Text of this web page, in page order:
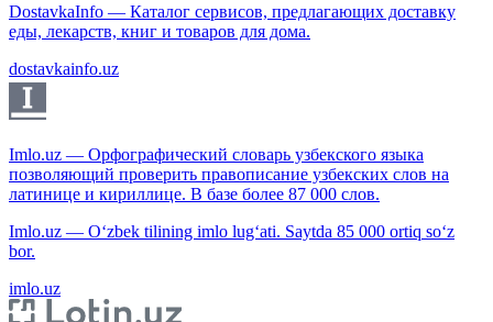
DostavkaInfo — Каталог сервисов, предлагающих доставку
еды, лекарств, книг и товаров для дома.
dostavkainfo.uz
Imlo.uz — Орфографический словарь узбекского языка
позволяющий проверить правописание узбекских слов на
латинице и кириллице. В базе более 87 000 слов.
Imlo.uz — O‘zbek tilining imlo lug‘ati. Saytda 85 000 ortiq so‘z
bor.
imlo.uz